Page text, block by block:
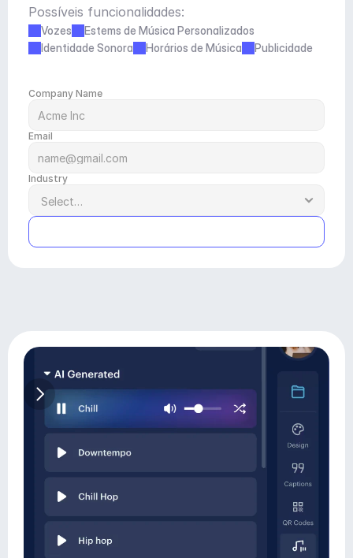
Possíveis funcionalidades:
Vozes
Estems de Música Personalizados
Identidade Sonora
Horários de Música Publicidade
Company Name
Email
Industry